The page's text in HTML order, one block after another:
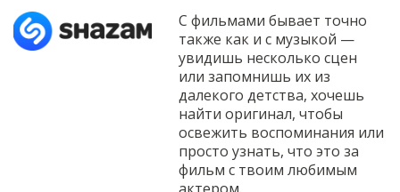
С фильмами бывает точно
также как и с музыкой —
увидишь несколько сцен
или запомнишь их из
далекого детства, хочешь
найти оригинал, чтобы
освежить воспоминания или
просто узнать, что это за
фильм с твоим любимым